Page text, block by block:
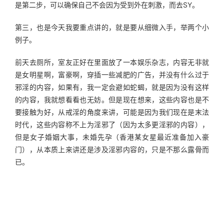
是第二步，可以确保自己不会因为受到外在刺激，而去SY。
第三，也是今天我要重点讲的，就是要从细微入手，举两个小
例子。
前天去厕所，室友正好在里面放了一本娱乐杂志，内容无非就
是女明星啊，富豪啊，穿插一些减肥的广告，并没有什么过于
邪淫的内容，如果有，我一定会避如蛇蝎，就是因为没有这样
的内容，我就想看看也无妨。但是现在想来，这些内容也是不
要接触为好，从戒淫的角度来讲，可能是因为我们现在是末法
时代，这些内容称不上为淫邪了（因为太多更淫邪的内容），
但是女子婚姻大事，未婚先孕（香港某女星最近准备加入豪
门），从本质上来讲还是涉及淫邪内容的，只是不那么露骨而
已。